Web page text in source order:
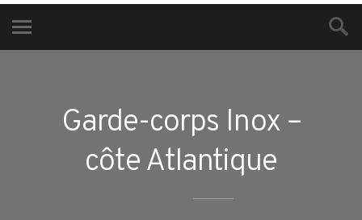
Garde-corps Inox –
côte Atlantique